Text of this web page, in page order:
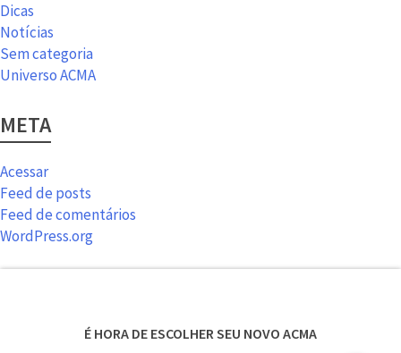
Dicas
Notícias
Sem categoria
Universo ACMA
META
Acessar
Feed de posts
Feed de comentários
WordPress.org
É HORA DE ESCOLHER SEU NOVO ACMA